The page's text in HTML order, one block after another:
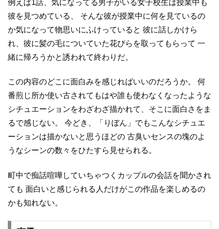
例えば1話、気になってる男子がいる女子校生は授業中も
彼を見つめている、
そんな彼が授業中に何を見ているの
か気になって物思いにふけっていると 彼に話しかけら
れ、彼に髪の毛についていた花びらを取ってもらって 一
緒に帰ろうかと誘われて終わりだ。
この内容のどこに面白みを感じればいいのだろうか。
何
番煎じ所か使い古されてもはや誰も使わなくなったような
シチュエーションをわざわざ描かれて、そこに面白さをま
るで感じない。
今どき、「りぼん」でもこんなシチュエ
ーションは描かないと思うほどの 古臭いセンスの塊のよ
うなシーンの数々をひたすら見せられる。
町中で痴話喧嘩していちゃつくカップルの会話を聞かされ
ても 面白いと感じられる人だけがこの作品を楽しめるの
かも知れない。